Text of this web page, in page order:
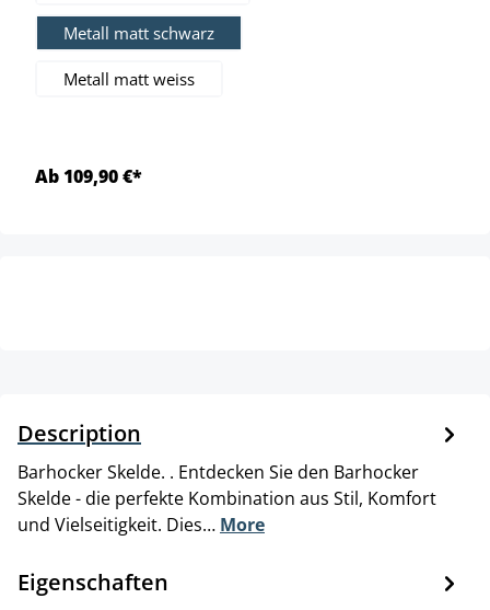
Metall matt schwarz
Metall matt weiss
Ab 109,90 €*
Description
Barhocker Skelde. . Entdecken Sie den Barhocker
Skelde - die perfekte Kombination aus Stil, Komfort
und Vielseitigkeit. Dies… More
Eigenschaften